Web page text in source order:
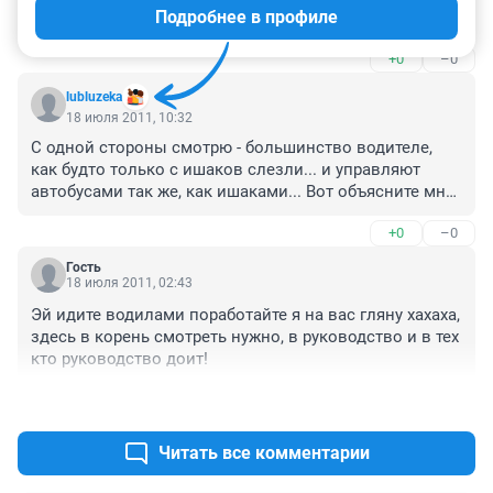
(солнечный). пара-тройка автобусов данного
маршрута проехали мимо,не замечая около десяти
человек, ждущих его на остановке пассажиров!!!
Пожалуйста,примите меры!!!совсем обнаглели,как
хотят,-так и ездят.пусть стабильно до 11 ч. ходят!в 9
вечера уже уехать невозможно!!!это что такое!!!!?????
+0 –0
lubluzeka
Подробнее в профиле
18 июля 2011, 10:32
С одной стороны смотрю - большинство водителе,
как будто только с ишаков слезли... и управляют
автобусами так же, как ишаками... Вот объясните мне,
если на нем последние три секунды зеленого
догорает? Потом резкое торможение, 20-30 секунд на
то, чтоб пассажиры восстановили равновесие и...
Кондуктора - отдельная история.. Это как уборщицы в
огромном офисном здании... Они ВСЕГДА главные...
Но есть и такие, которые всегда улыбаются, еще и
пассажиры - делятся на несколько категорий -
старички, которым не с кем поговорить и они друг с
другом обсуждают все на свете, привлекая всех
+0 –0
Гость
18 июля 2011, 02:43
Эй идите водилами поработайте я на вас гляну хахаха,
здесь в корень смотреть нужно, в руководство и в тех
кто руководство доит!
Читать все комментарии